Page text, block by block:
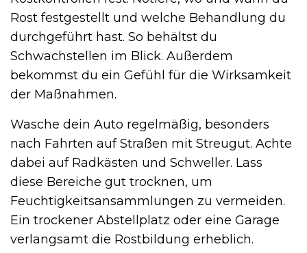
Rost festgestellt und welche Behandlung du
durchgeführt hast. So behältst du
Schwachstellen im Blick. Außerdem
bekommst du ein Gefühl für die Wirksamkeit
der Maßnahmen.
Wasche dein Auto regelmäßig, besonders
nach Fahrten auf Straßen mit Streugut. Achte
dabei auf Radkästen und Schweller. Lass
diese Bereiche gut trocknen, um
Feuchtigkeitsansammlungen zu vermeiden.
Ein trockener Abstellplatz oder eine Garage
verlangsamt die Rostbildung erheblich.